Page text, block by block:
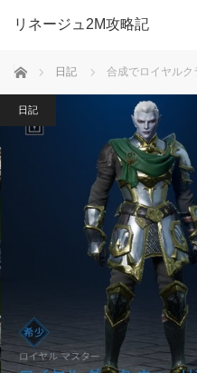
リネージュ2M攻略記
ホーム 日記 合成でロイヤルク
日記